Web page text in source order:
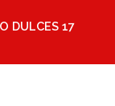
DULCES 17